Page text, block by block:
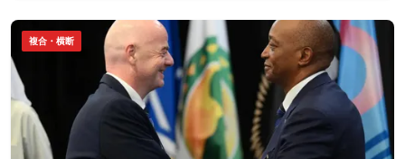
複合・横断